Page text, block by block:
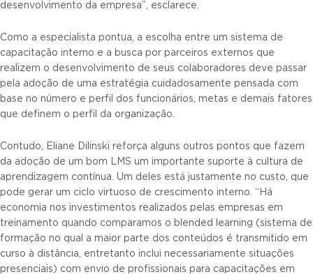
desenvolvimento da empresa”, esclarece.
Como a especialista pontua, a escolha entre um sistema de
capacitação interno e a busca por parceiros externos que
realizem o desenvolvimento de seus colaboradores deve passar
pela adoção de uma estratégia cuidadosamente pensada com
base no número e perfil dos funcionários, metas e demais fatores
que definem o perfil da organização.
Contudo, Eliane Dilinski reforça alguns outros pontos que fazem
da adoção de um bom LMS um importante suporte à cultura de
aprendizagem contínua. Um deles está justamente no custo, que
pode gerar um ciclo virtuoso de crescimento interno. “Há
economia nos investimentos realizados pelas empresas em
treinamento quando comparamos o blended learning (sistema de
formação no qual a maior parte dos conteúdos é transmitido em
curso à distância, entretanto inclui necessariamente situações
presenciais) com envio de profissionais para capacitações em